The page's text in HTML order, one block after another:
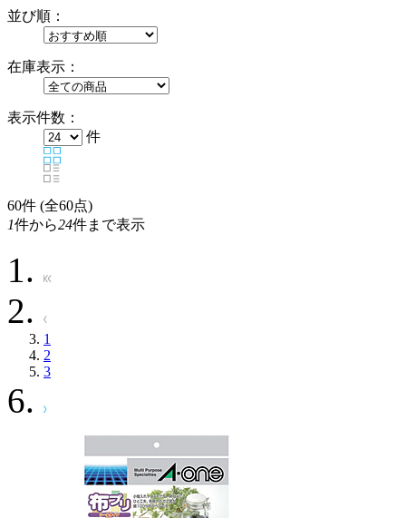
並び順：
在庫表示：
表示件数：
件
60件 (全60点)
1件から24件まで表示
1
2
3